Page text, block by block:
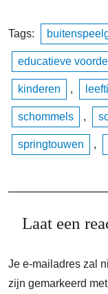
Tags:
educatieve
kinderen ,
schommels ,
springtouwen ,
Laat een
Je e-mailadres zal
zijn gemarkeerd met